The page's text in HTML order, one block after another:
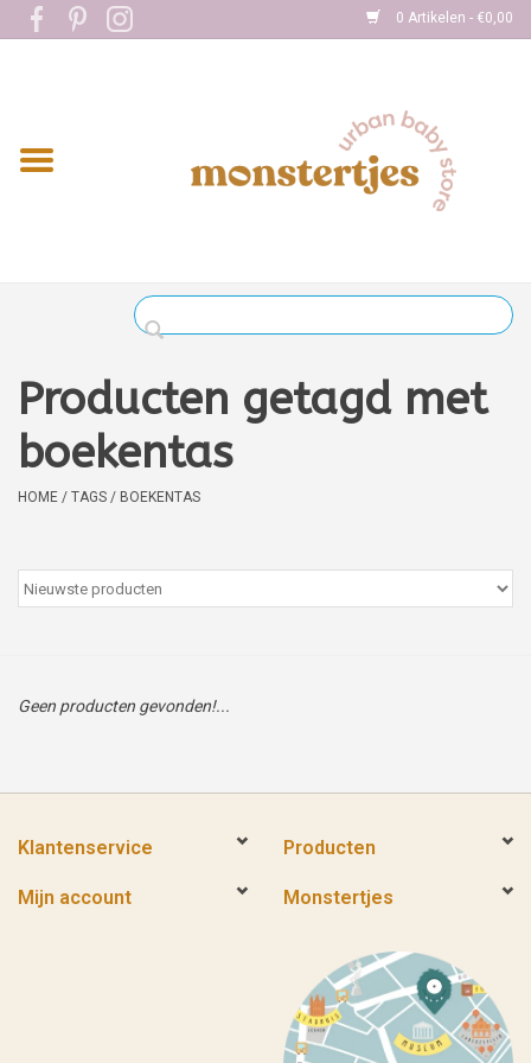
0 Artikelen - €0,00
Home
Kleding
Verzorging
Boekjes
kaartjes
Sales
Merken
Producten getagd met
boekentas
HOME / TAGS / BOEKENTAS
Geen producten gevonden!...
Klantenservice Producten
Mijn account Monstertjes